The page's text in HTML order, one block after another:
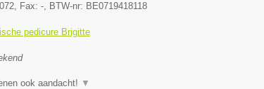
, Fax: -, BTW-nr: BE0719418118
pedicure Brigitte
ook aandacht! ▼